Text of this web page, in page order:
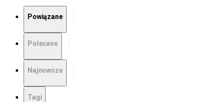
Powiązane
Polecane
Najnowsze
Tagi